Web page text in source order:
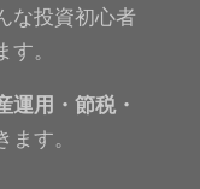
な投資初心者
。
運用・節税・
す。